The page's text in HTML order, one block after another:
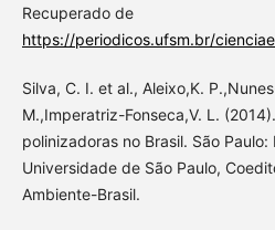
Recuperado de
https://periodicos.ufsm.br/
Silva, C. I. et al., Aleixo,K.
M.,Imperatriz-Fonseca,V. L.
polinizadoras no Brasil. São
Universidade de São Paulo,
Ambiente-Brasil.